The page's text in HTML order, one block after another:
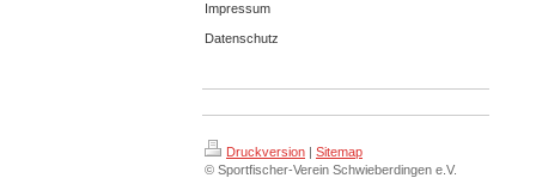
Impressum
Datenschutz
Druckversion | Sitemap
© Sportfischer-Verein Schwieberdingen e.V.